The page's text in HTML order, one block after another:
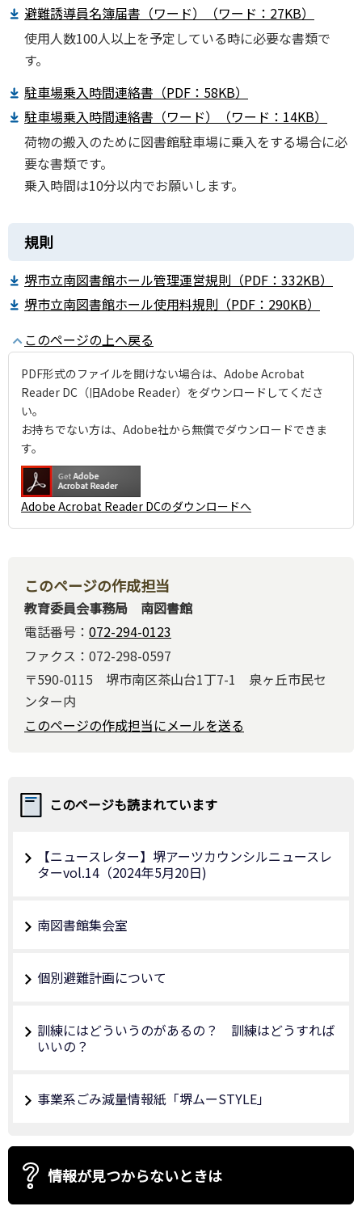
避難誘導員名簿届書（ワード）（ワード：27KB）
使用人数100人以上を予定している時に必要な書類で
す。
駐車場乗入時間連絡書（PDF：58KB）
駐車場乗入時間連絡書（ワード）（ワード：14KB）
荷物の搬入のために図書館駐車場に乗入をする場合に必
要な書類です。
乗入時間は10分以内でお願いします。
規則
堺市立南図書館ホール管理運営規則（PDF：332KB）
堺市立南図書館ホール使用料規則（PDF：290KB）
このページの上へ戻る
PDF形式のファイルを開けない場合は、Adobe Acrobat
Reader DC（旧Adobe Reader）をダウンロードしてくださ
い。
お持ちでない方は、Adobe社から無償でダウンロードできま
す。
Adobe Acrobat Reader DCのダウンロードへ
このページの作成担当
教育委員会事務局 南図書館
電話番号： 072-294-0123
ファクス：072-298-0597
〒590-0115 堺市南区茶山台1丁7-1 泉ヶ丘市民セ
ンター内
このページの作成担当にメールを送る
このページも読まれています
【ニュースレター】堺アーツカウンシルニュースレ
ターvol.14（2024年5月20日)
南図書館集会室
個別避難計画について
訓練にはどういうのがあるの？ 訓練はどうすれば
いいの？
事業系ごみ減量情報紙「堺ムーSTYLE」
情報が見つからないときは